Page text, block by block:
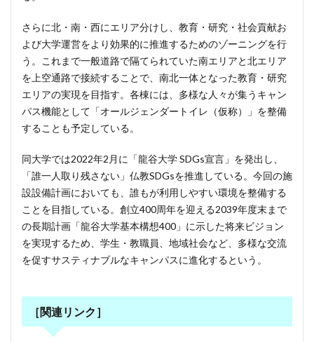
さらに北・南・西にエリア分けし、教育・研究・社会貢献お
よび大学運営をより効果的に推進するためのゾーニングを行
う。これまで一般道路で隔てられていた南エリアと北エリア
を上空通路で接続することで、南北一体となった教育・研究
エリアの実現を目指す。各棟には、多様な人々が集うキャン
パス機能として「オールジェンダートイレ（仮称）」を整備
することも予定している。
同大学では2022年2月に「龍谷大学 SDGs宣言」を発出し、
「誰一人取り残さない」仏教SDGsを推進している。今回の施
設設備計画においても、誰もが利用しやすい環境を整備する
ことを目指している。創立400周年を迎える2039年度末まで
の長期計画「龍谷大学基本構想400」に示した将来ビジョン
を実現するため、学生・教職員、地域社会など、多様な交流
を促すサスティナブルなキャンパスに進化するという。
［関連リンク］